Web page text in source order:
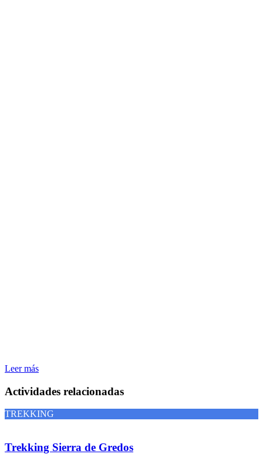
Leer más
Actividades relacionadas
TREKKING
Trekking Sierra de Gredos